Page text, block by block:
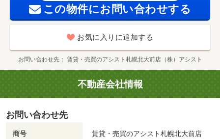
この物件にお問い合わせする
お気に入りに追加する
お問い合わせ先 賃貸・売買のアシスト札幌北大前店（株）アシスト
不動産会社情報
お問い合わせ先
商号
賃貸・売買のアシスト札幌北大前店